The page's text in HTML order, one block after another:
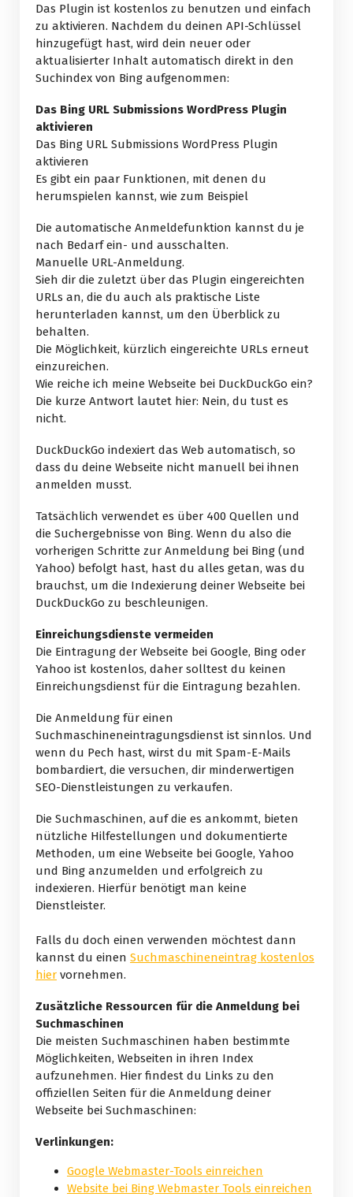
Das Plugin ist kostenlos zu benutzen und einfach
zu aktivieren. Nachdem du deinen API-Schlüssel
hinzugefügt hast, wird dein neuer oder
aktualisierter Inhalt automatisch direkt in den
Suchindex von Bing aufgenommen:
Das Bing URL Submissions WordPress Plugin
aktivieren
Das Bing URL Submissions WordPress Plugin
aktivieren
Es gibt ein paar Funktionen, mit denen du
herumspielen kannst, wie zum Beispiel
Die automatische Anmeldefunktion kannst du je
nach Bedarf ein- und ausschalten.
Manuelle URL-Anmeldung.
Sieh dir die zuletzt über das Plugin eingereichten
URLs an, die du auch als praktische Liste
herunterladen kannst, um den Überblick zu
behalten.
Die Möglichkeit, kürzlich eingereichte URLs erneut
einzureichen.
Wie reiche ich meine Webseite bei DuckDuckGo ein?
Die kurze Antwort lautet hier: Nein, du tust es
nicht.
DuckDuckGo indexiert das Web automatisch, so
dass du deine Webseite nicht manuell bei ihnen
anmelden musst.
Tatsächlich verwendet es über 400 Quellen und
die Suchergebnisse von Bing. Wenn du also die
vorherigen Schritte zur Anmeldung bei Bing (und
Yahoo) befolgt hast, hast du alles getan, was du
brauchst, um die Indexierung deiner Webseite bei
DuckDuckGo zu beschleunigen.
Einreichungsdienste vermeiden
Die Eintragung der Webseite bei Google, Bing oder
Yahoo ist kostenlos, daher solltest du keinen
Einreichungsdienst für die Eintragung bezahlen.
Die Anmeldung für einen
Suchmaschineneintragungsdienst ist sinnlos. Und
wenn du Pech hast, wirst du mit Spam-E-Mails
bombardiert, die versuchen, dir minderwertigen
SEO-Dienstleistungen zu verkaufen.
Die Suchmaschinen, auf die es ankommt, bieten
nützliche Hilfestellungen und dokumentierte
Methoden, um eine Webseite bei Google, Yahoo
und Bing anzumelden und erfolgreich zu
indexieren. Hierfür benötigt man keine
Dienstleister.
Falls du doch einen verwenden möchtest dann
kannst du einen Suchmaschineneintrag kostenlos
hier vornehmen.
Zusätzliche Ressourcen für die Anmeldung bei
Suchmaschinen
Die meisten Suchmaschinen haben bestimmte
Möglichkeiten, Webseiten in ihren Index
aufzunehmen. Hier findest du Links zu den
offiziellen Seiten für die Anmeldung deiner
Webseite bei Suchmaschinen:
Verlinkungen:
Google Webmaster-Tools einreichen
Website bei Bing Webmaster Tools einreichen